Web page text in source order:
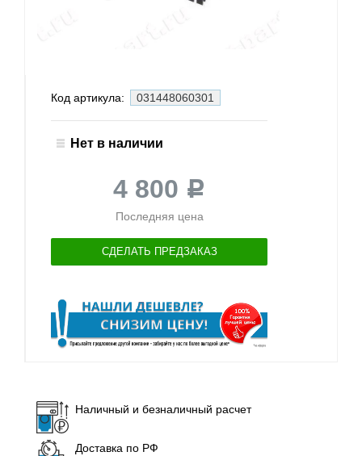
Код артикула: 031448060301
Нет в наличии
4 800 Р
Последняя цена
СДЕЛАТЬ ПРЕДЗАКАЗ
Наличный и безналичный расчет
Доставка по РФ